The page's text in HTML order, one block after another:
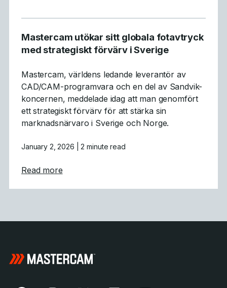
Mastercam utökar sitt globala fotavtryck
med strategiskt förvärv i Sverige
Mastercam, världens ledande leverantör av
CAD/CAM-programvara och en del av Sandvik-
koncernen, meddelade idag att man genomfört
ett strategiskt förvärv för att stärka sin
marknadsnärvaro i Sverige och Norge.
January 2, 2026 | 2 minute read
Read moreabout Mastercam utökar sitt globala